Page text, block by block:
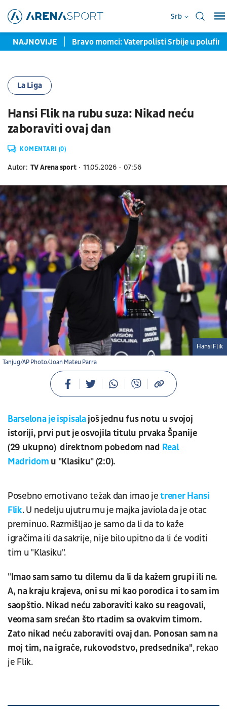
Srb
NAJNOVIJE
Zvezde Bravo momci: Vaterpolisti Srbije u
La Liga
Hansi Flik na rubu suza: Nikad neću
zaboraviti ovaj dan
KOMENTARI (0)
Autor: TV Arena sport 11.05.2026 07:56
Tanjug/AP Photo/Joan Mateu Parra
Hansi Flik
Barselona je ispisalajoš jednu fus notu u svojoj
istoriji, prvi put je osvojila titulu prvaka Španije
(29 ukupno) direktnom pobedom nad Real
Madridom u "Klasiku" (2:0).
Posebno emotivano težak dan imao jetrener Hansi
Flik. U nedelju ujutru mu je majka javiola da je otac
preminuo. Razmišljao je samo da li da to kaže
igračima ili da sakrije, nije bilo upitno da li će voditi
tim u "Klasiku".
"Imao sam samo tu dilemu da li da kažem grupi ili ne.
A, na kraju krajeva, oni su mi kao porodica i to sam im
saopštio. Nikad neću zaboraviti kako su reagovali,
veoma sam srećan što rtadim sa ovakvim timom.
Zato nikad neću zaboraviti ovaj dan. Ponosan sam na
moj tim, na igrače, rukovodstvo, predsednika", rekao
je Flik.